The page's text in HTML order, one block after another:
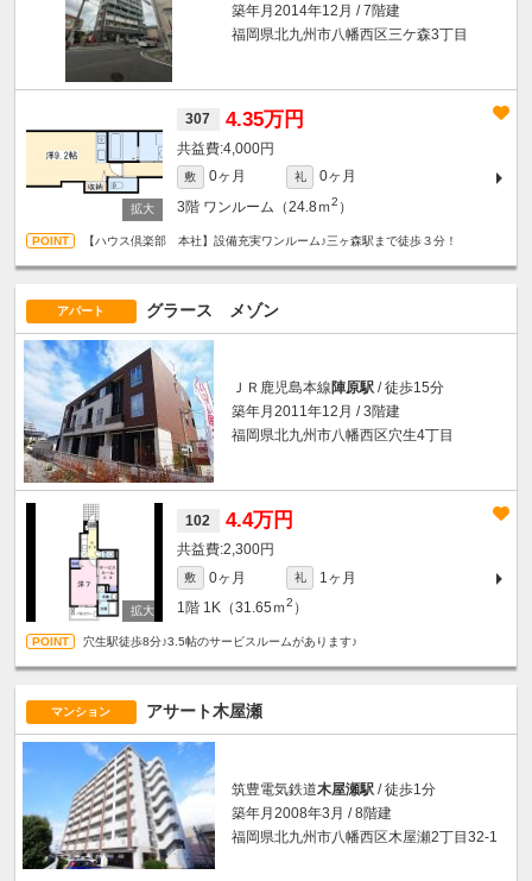
築年月2014年12月 / 7階建
福岡県北九州市八幡西区三ケ森3丁目
307 4.35万円
4,000円
敷 0ヶ月 礼
0ヶ月
3階 ワンルーム（24.8ｍ2 ）
【ハウス倶楽部 本社】設備充実ワンルーム♪三ヶ森駅まで徒歩３分！
アパート グラース メゾン
ＪＲ鹿児島本線 陣原駅 / 徒歩15分
築年月2011年12月 / 3階建
福岡県北九州市八幡西区穴生4丁目
102 4.4万円
2,300円
敷 0ヶ月 礼
1ヶ月
1階 1K（31.65ｍ2 ）
穴生駅徒歩8分♪3.5帖のサービスルームがあります♪
マンション アサート木屋瀬
筑豊電気鉄道木屋瀬駅 / 徒歩1分
築年月2008年3月 / 8階建
福岡県北九州市八幡西区木屋瀬2丁目32-1